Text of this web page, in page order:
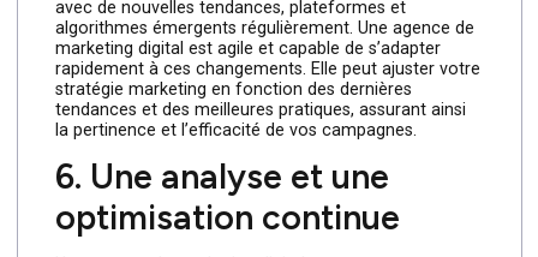
permet de vous concentrer sur ce que vous faites de
mieux : gérer votre entreprise. En laissant les aspects
techniques du marketing en ligne entre les mains
d’experts, vous pouvez consacrer plus de temps et de
ressources à la croissance de votre entreprise et à la
satisfaction de vos clients.
5. Flexibilité et adaptation
Le paysage numérique est en constante évolution,